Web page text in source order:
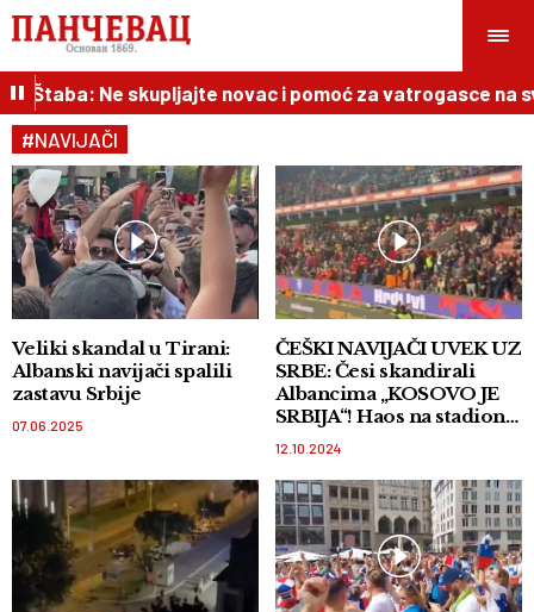
Ne skupljajte novac i pomoć za vatrogasce na svoju
#NAVIJAČI
Veliki skandal u Tirani:
Albanski navijači spalili
zastavu Srbije
07.06.2025
ČEŠKI NAVIJAČI UVEK UZ
SRBE: Česi skandirali
Albancima „KOSOVO JE
SRBIJA“! Haos na stadionu,
12.10.2024